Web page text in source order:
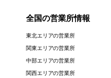
全国の営業所情報
東北エリアの営業所
関東エリアの営業所
中部エリアの営業所
関西エリアの営業所